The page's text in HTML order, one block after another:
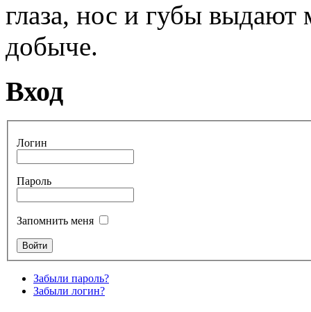
глаза, нос и губы
добыче.
Вход
Логин
Пароль
Запомнить меня
Забыли пароль?
Забыли логин?